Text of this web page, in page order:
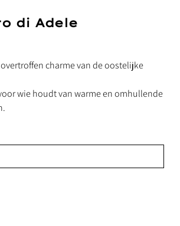
di Adele
charme van de oostelijke
wie houdt van warme en omhullende